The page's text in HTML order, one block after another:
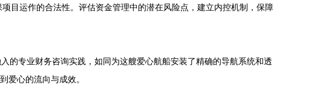
目运作的合法性。评估资金管理中的潜在风险点，建立内控机制，保障
的专业财务咨询实践，如同为这艘爱心航船安装了精确的导航系统和透
爱心的流向与成效。